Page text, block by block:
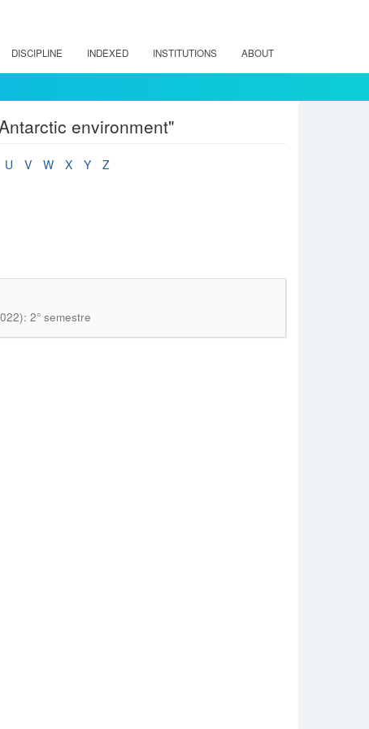
DISCIPLINE INDEXED INSTITUTIONS ABOUT
environment"
U V W X Y
Z
2° semestre